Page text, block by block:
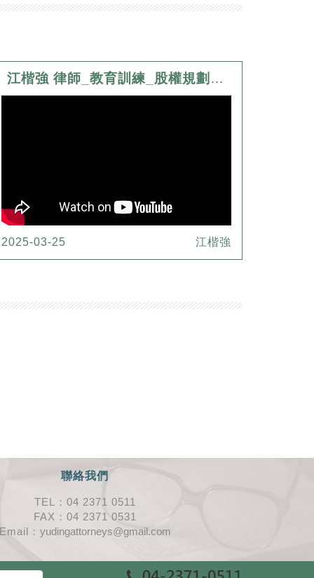
江楷強 律師_教育訓練_股權規劃與境外公司實務
2025-03-25 江楷強
聯絡我們
TEL：04 2371 0511
FAX：04 2371 0531
： yudingattorneys@gmail.com